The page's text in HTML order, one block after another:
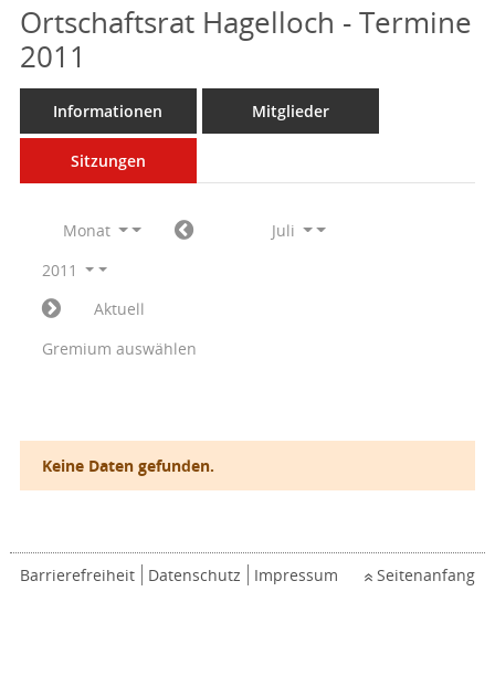
Ortschaftsrat Hagelloch - Termine
2011
Informationen Mitglieder
Sitzungen
Monat
Juli
2011
Aktuell
Gremium auswählen
Keine Daten gefunden.
Barrierefreiheit Datenschutz Impressum Seitenanfang